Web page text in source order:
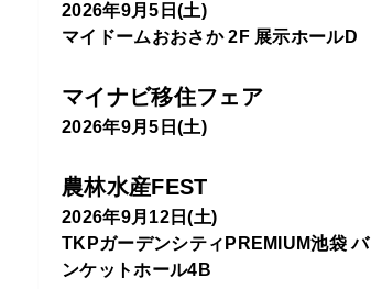
2026年9月5日(土)
マイドームおおさか 2F 展示ホールD
マイナビ移住フェア
2026年9月5日(土)
農林水産FEST
2026年9月12日(土)
TKPガーデンシティPREMIUM池袋 バ
ンケットホール4B